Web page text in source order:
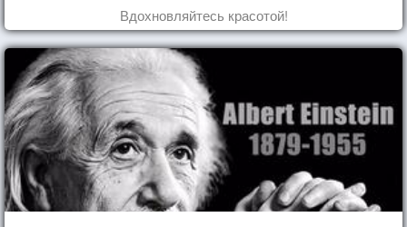
Вдохновляйтесь красотой!